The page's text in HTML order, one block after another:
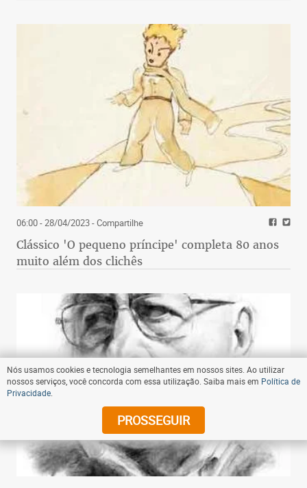
06:00 - 28/04/2023- Compartilhe
Clássico 'O pequeno príncipe' completa 80 anos
muito além dos clichês
Nós usamos cookies e tecnologia semelhantes em nossos sites. Ao utilizar
nossos serviços, você concorda com essa utilização. Saiba mais em Política de
Privacidade
PROSSEGUIR